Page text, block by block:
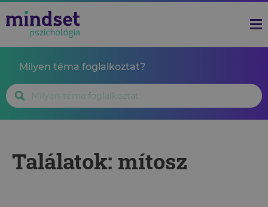
Milyen téma foglalkoztat?
Találatok: mítosz